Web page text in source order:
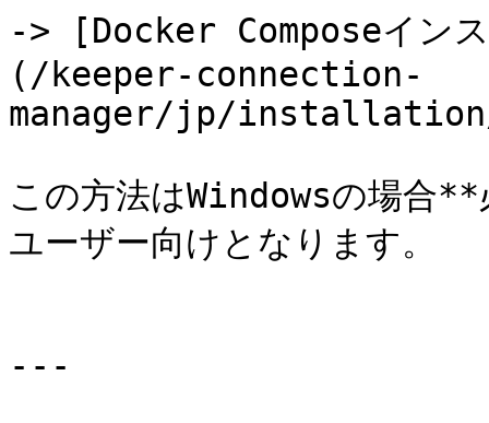
-> [Docker Composeイン
(/keeper-connection-
manager/jp/
この方法はWindowsの場合
ユーザー向けとなります。
---